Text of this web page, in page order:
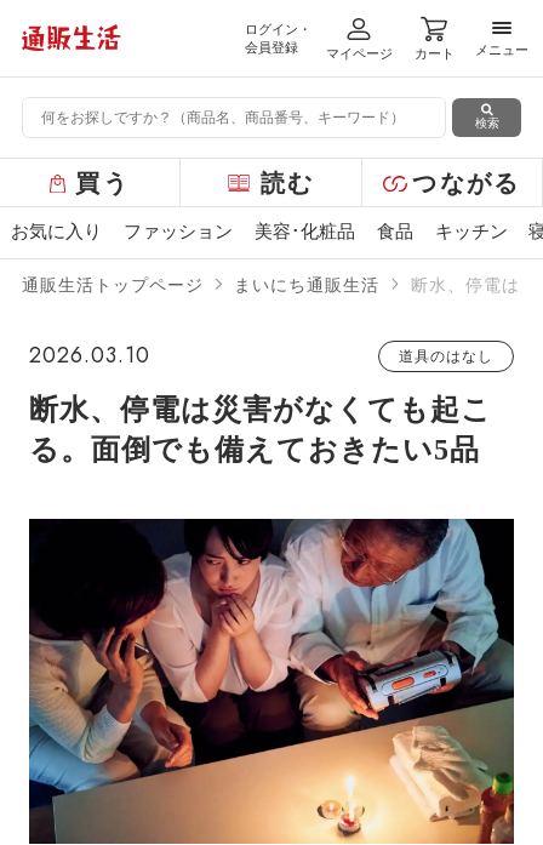
ログイン・
会員登録
マイページ カート
メ
メニュー
検索
ー
バ
買う 読む つながる
お気に入り ファッション 美容･化粧品 食品 キッチン
通販生活トップページ まいにち通販生活 断水、停電は
2026.03.10 道具のはなし
断水、停電は災害がなくても起こ
る。面倒でも備えておきたい5品